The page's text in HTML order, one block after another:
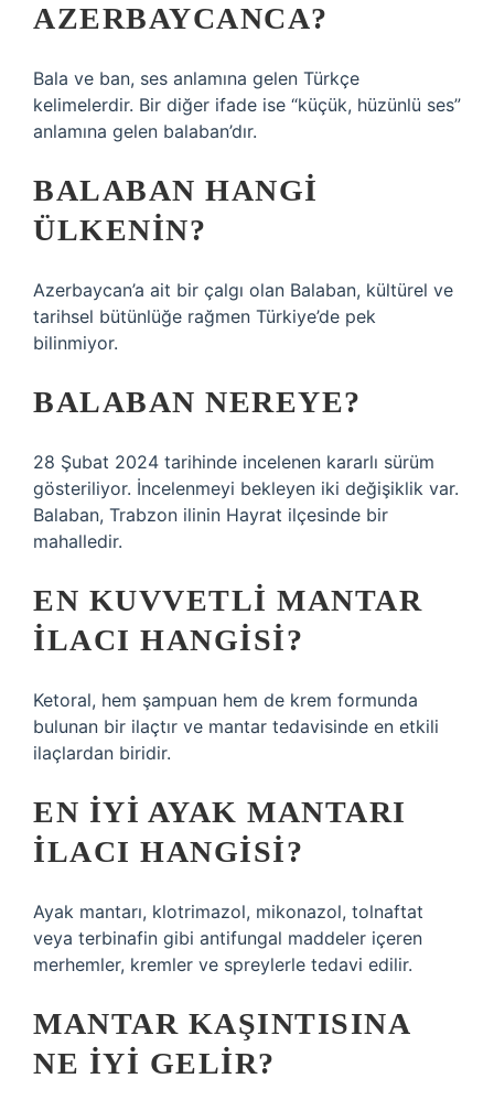
AZERBAYCANCA?
Bala ve ban, ses anlamına gelen Türkçe
kelimelerdir. Bir diğer ifade ise “küçük, hüzünlü ses”
anlamına gelen balaban’dır.
BALABAN HANGI
ÜLKENIN?
Azerbaycan’a ait bir çalgı olan Balaban, kültürel ve
tarihsel bütünlüğe rağmen Türkiye’de pek
bilinmiyor.
BALABAN NEREYE?
28 Şubat 2024 tarihinde incelenen kararlı sürüm
gösteriliyor. İncelenmeyi bekleyen iki değişiklik var.
Balaban, Trabzon ilinin Hayrat ilçesinde bir
mahalledir.
EN KUVVETLI MANTAR
ILACI HANGISI?
Ketoral, hem şampuan hem de krem ​​formunda
bulunan bir ilaçtır ve mantar tedavisinde en etkili
ilaçlardan biridir.
EN IYI AYAK MANTARI
ILACI HANGISI?
Ayak mantarı, klotrimazol, mikonazol, tolnaftat
veya terbinafin gibi antifungal maddeler içeren
merhemler, kremler ve spreylerle tedavi edilir.
MANTAR KAŞINTISINA
NE IYI GELIR?